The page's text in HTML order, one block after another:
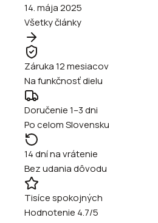
14. mája 2025
Všetky články
Záruka 12 mesiacov
Na funkčnosť dielu
Doručenie 1–3 dni
Po celom Slovensku
14 dní na vrátenie
Bez udania dôvodu
Tisíce spokojných
Hodnotenie 4.7/5